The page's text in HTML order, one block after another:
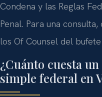
Condena y las Reglas
Penal. Para una
los Of Counsel del
¿Cuánto cuesta
simple federal en